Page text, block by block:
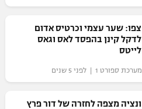
צפו: שער עצמי וכרטיס אדום
לדקל קינן בהפסד לאס וגאס
לייטס
מערכת ספורט 1 | לפני 5 שנים
ונציה מצפה לחזרה של דור פרץ